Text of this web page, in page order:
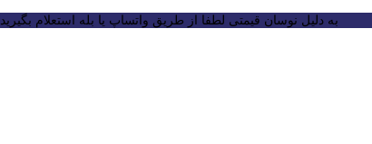
به دلیل نوسان قیمتی لطفا از طریق واتساپ یا بله استعلام بگیرید